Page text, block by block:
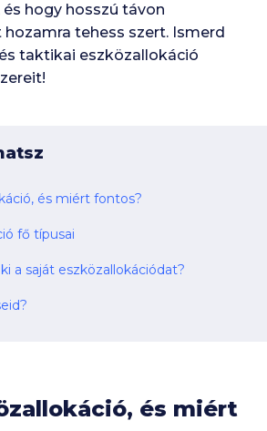
hogy hosszú távon
tehess szert. Ismerd
taktikai eszközallokáció
és miért fontos?
fő típusai
a saját eszközallokációdat?
és miért